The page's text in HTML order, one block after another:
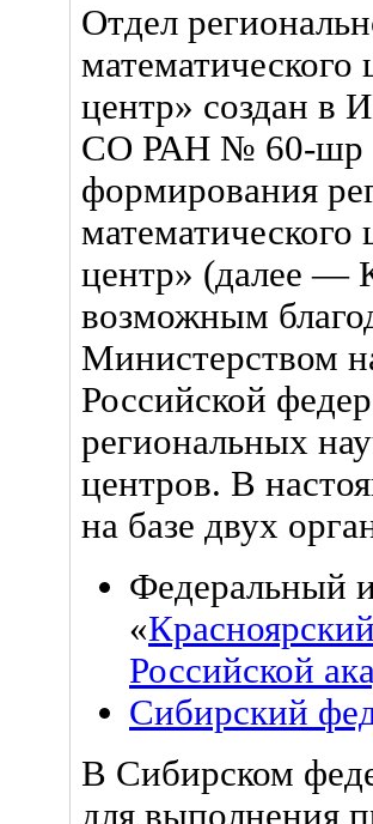
Отдел
центр» создан
СО РАН № 60-шр
формирования
центр» (далее
возможным
Министерством
Российской
региональных
центров. В
на базе двух
Федеральный
«
Российской
Сибирский
В Сибирском
для выполнения